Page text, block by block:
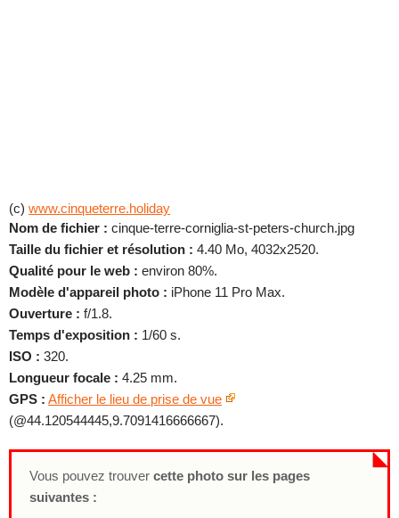
(c) www.cinqueterre.holiday
Nom de fichier : cinque-terre-corniglia-st-peters-church.jpg
Taille du fichier et résolution : 4.40 Mo, 4032x2520.
Qualité pour le web : environ 80%.
Modèle d'appareil photo : iPhone 11 Pro Max.
Ouverture : f/1.8.
Temps d'exposition : 1/60 s.
ISO : 320.
Longueur focale : 4.25 mm.
GPS : Afficher le lieu de prise de vue
(@44.120544445,9.7091416666667).
Vous pouvez trouver cette photo sur les pages
suivantes :